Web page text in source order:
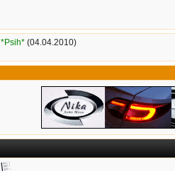
*Psih* (04.04.2010)